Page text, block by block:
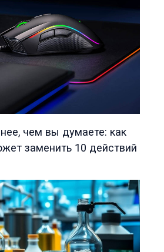
чем вы думаете: как
заменить 10 действий